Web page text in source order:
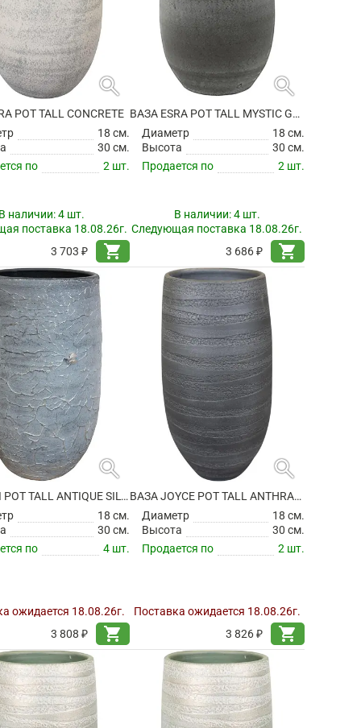
search
POT TALL CONCRETE
18 см.
30 см.
по
2 шт.
наличии:4 шт.
поставка 18.08.26г.
3 703 ₽
shopping_cart
search
ВАЗА ESRA POT TALL MYSTIC GREY
Диаметр
18 см.
Высота
30 см.
Продается по
2 шт.
В наличии:4 шт.
Следующая поставка 18.08.26г.
3 686 ₽
shopping_cart
search
ВАЗА EVI POT TALL ANTIQUE SILVER
18 см.
30 см.
по
4 шт.
ожидается 18.08.26г.
3 808 ₽
shopping_cart
search
ВАЗА JOYCE POT TALL ANTHRACITE
Диаметр
18 см.
Высота
30 см.
Продается по
2 шт.
Поставка ожидается 18.08.26г.
3 826 ₽
shopping_cart